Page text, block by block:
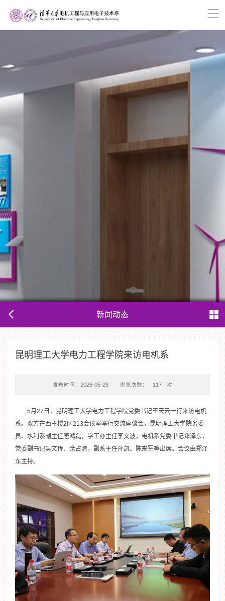
新闻动态
昆明理工大学电力工程学院来访电机系
发布时间：2026-05-28 浏览次数： 117 次
5月27日，昆明理工大学电力工程学院党委书记王天云一行来访电机
系。双方在西主楼2区213会议室举行交流座谈会，昆明理工大学院务委
员、水利系副主任唐鸿磊，学工办主任李文波，电机系党委书记郑泽东，
党委副书记吴文传、余占清，副系主任孙凯、陈来军等出席。会议由郑泽
东主持。